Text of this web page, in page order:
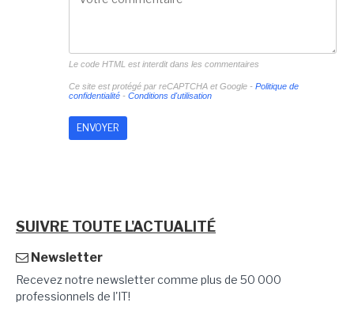
Le code HTML est interdit dans les commentaires
Ce site est protégé par reCAPTCHA et Google - Politique de
confidentialité- Conditions d'utilisation
SUIVRE TOUTE L'ACTUALITÉ
Newsletter
Recevez notre newsletter comme plus de 50 000
professionnels de l'IT!